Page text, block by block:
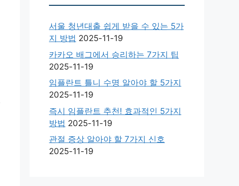
서울 청년대출 쉽게 받을 수 있는 5가
지 방법 2025-11-19
카카오 배그에서 승리하는 7가지 팁
2025-11-19
임플란트 틀니 수명 알아야 할 5가지
2025-11-19
즉시 임플란트 추천! 효과적인 5가지
방법 2025-11-19
관절 증상 알아야 할 7가지 신호
2025-11-19